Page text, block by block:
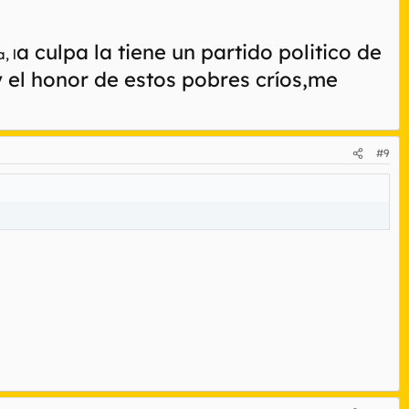
frase "tenemos derecho". Pues no señores o señoras. No
en la que encuentre progenitores de sexo distinto para
en el momento actual.
la culpa la tiene un partido politico de
honor de estos pobres críos,me
#9